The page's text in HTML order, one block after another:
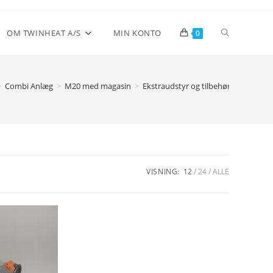
OM TWINHEAT A/S MIN KONTO 0 Toggle
Combi Anlæg > M20 med magasin > Ekstraudstyr og tilbehør
VISNING: 12 24 ALLE